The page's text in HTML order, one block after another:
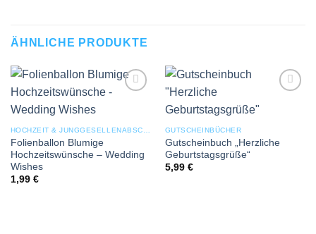
ÄHNLICHE PRODUKTE
Folienballon Blumige
Hochzeitswünsche – Wedding
Wishes
1,99 €
GUTSCHEINBÜCHER
Gutscheinbuch „Herzliche
Geburtstagsgrüße“
5,99 €